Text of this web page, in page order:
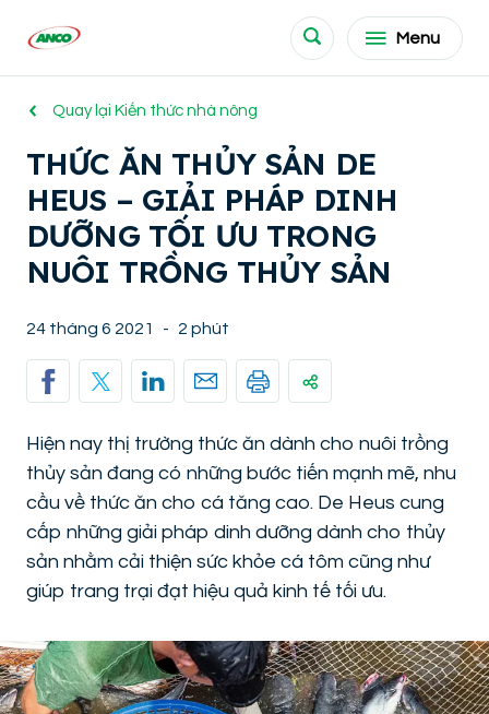
Menu
Quay lại Kiến thức nhà nông
THỨC ĂN THỦY SẢN DE
HEUS – GIẢI PHÁP DINH
DƯỠNG TỐI ƯU TRONG
NUÔI TRỒNG THỦY SẢN
24 tháng 6 2021 - 2 phút
Hiện nay thị trường thức ăn dành cho nuôi trồng
thủy sản đang có những bước tiến mạnh mẽ, nhu
cầu về thức ăn cho cá tăng cao. De Heus cung
cấp những giải pháp dinh dưỡng dành cho thủy
sản nhằm cải thiện sức khỏe cá tôm cũng như
giúp trang trại đạt hiệu quả kinh tế tối ưu.